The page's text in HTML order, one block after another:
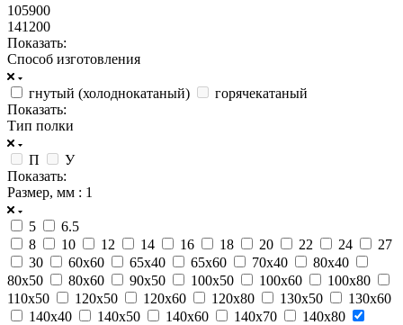
105900
141200
Показать:
Способ изготовления
гнутый (холоднокатаный)
горячекатаный
Показать:
Тип полки
П
У
Показать:
Размер, мм : 1
5
6.5
8
10 12 14 16 18 20 22 24
27
30
60х60 65х40 65х60 70х40
80х40
80х50
80х60 90х50 100х50 100х60
100х80
110х50
120х50 120х60 120х80 130х50
130х60
140х40
140х50 140х60 140х70
140х80